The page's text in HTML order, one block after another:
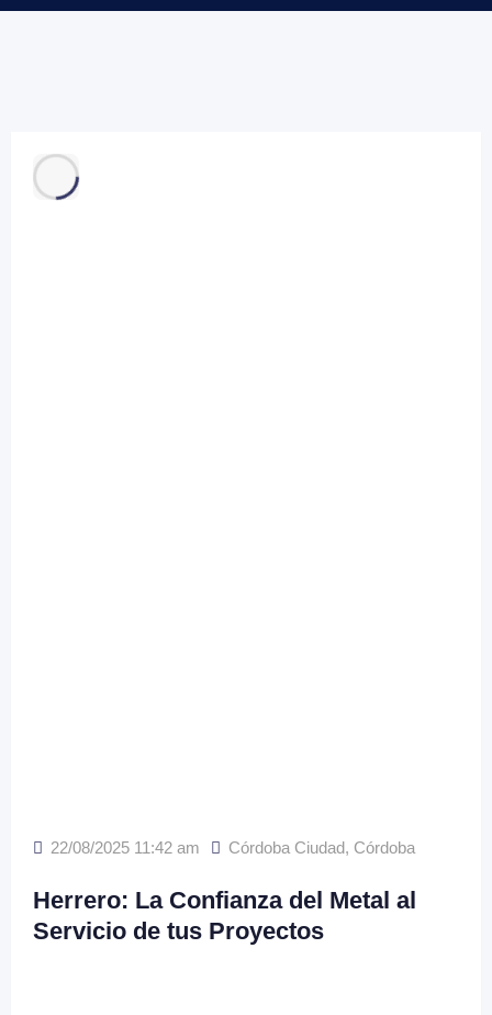
22/08/2025 11:42 am Córdoba Ciudad, Córdoba
Herrero: La Confianza del Metal al
Servicio de tus Proyectos